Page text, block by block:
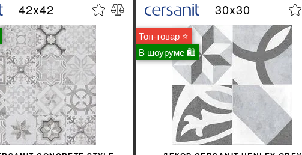
42x42
Топ-товар ⭐
В шоуруме 🛍
30x30